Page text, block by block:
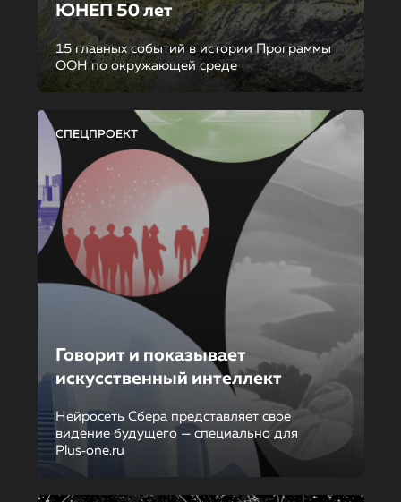
ЮНЕП 50 лет
15 главных событий в истории Программы
ООН по окружающей среде
СПЕЦПРОЕКТ
Говорит и показывает
искусственный интеллект
Нейросеть Сбера представляет свое
видение будущего — специально для
Plus‑one.ru